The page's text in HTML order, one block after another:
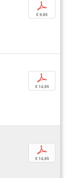
p
€ 9,95
p
€ 14,95
p
€ 14,95